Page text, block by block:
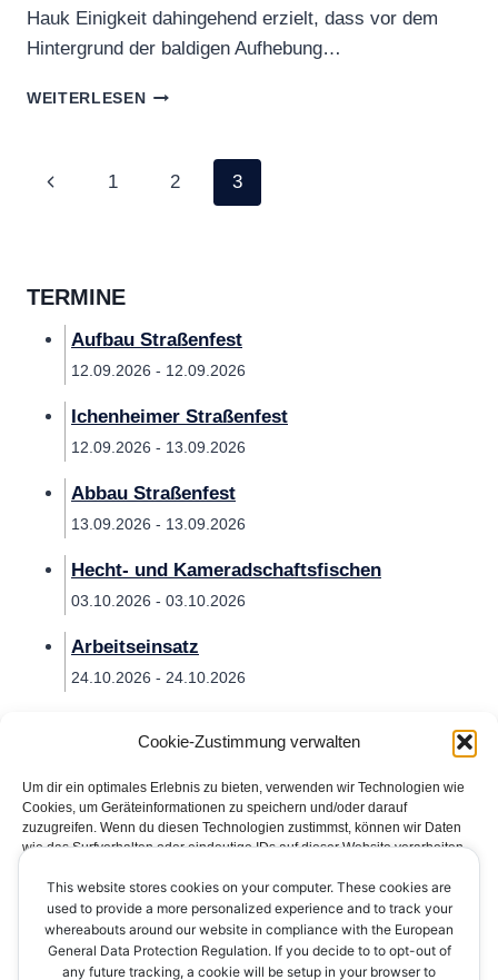
Cookie-Zustimmung verwalten
Um dir ein optimales Erlebnis zu bieten, verwenden wir Technologien wie
Cookies, um Geräteinformationen zu speichern und/oder darauf
zuzugreifen. Wenn du diesen Technologien zustimmst, können wir Daten
wie das Surfverhalten oder eindeutige IDs auf dieser Website verarbeiten.
bestimmte Merkmale und Funktionen beeinträchtigt werden.
Akzeptieren
Hauk Einigkeit dahingehend erzielt, dass vor dem
Hintergrund der baldigen Aufhebung…
WEITERLESENNACHTANGELN
WÜRTTEMBERG
IST
Seitennavigation
Vorherige
1 2 3
TERMINE
Aufbau Straßenfest
12.09.2026 - 12.09.2026
Ichenheimer Straßenfest
12.09.2026 - 13.09.2026
Abbau Straßenfest
13.09.2026 - 13.09.2026
Hecht- und Kameradschaftsfischen
03.10.2026 - 03.10.2026
Arbeitseinsatz
24.10.2026 - 24.10.2026
Impressum Datenschutzerklärung
Kontakt
Cookie-Richtlinie (EU)
This website stores cookies on your computer. These cookies are
used to provide a more personalized experience and to track your
whereabouts around our website in compliance with the European
General Data Protection Regulation. If you decide to to opt-out of
any future tracking, a cookie will be setup in your browser to